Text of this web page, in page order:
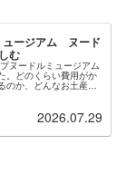
ュージアム ヌード
む
ヌードルミュージアム
。どのくらい費用がか
か、どんなお土産が
2026.07.29